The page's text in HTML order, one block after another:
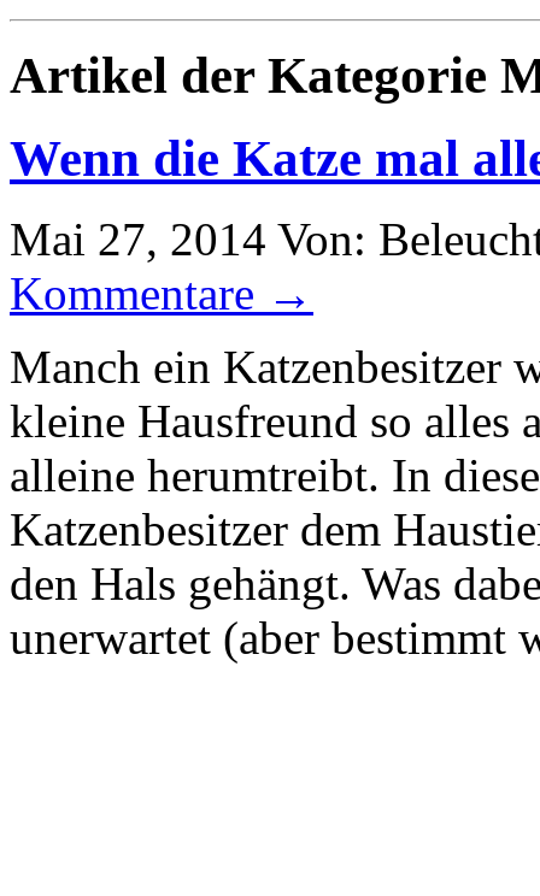
Artikel der Kategorie
Wenn die Katze mal
Mai 27, 2014 Von:
Kommentare →
Manch ein Katzenbesitzer
kleine Hausfreund so alles
alleine herumtreibt. In
Katzenbesitzer dem
den Hals gehängt. Was
unerwartet (aber bestimmt